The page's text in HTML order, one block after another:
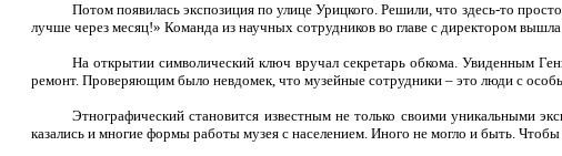
Потом появилась экспозиция по улице Урицкого. Решили, что здесь-то
лучше через месяц!» Команда из научных сотрудников во главе с директором
На открытии символический ключ вручал секретарь обкома. Увиденным
ремонт. Проверяющим было невдомек, что музейные сотрудники – это люди с
Этнографический становится известным не только своими уникальными
казались и многие формы работы музея с населением. Иного не могло и быть.